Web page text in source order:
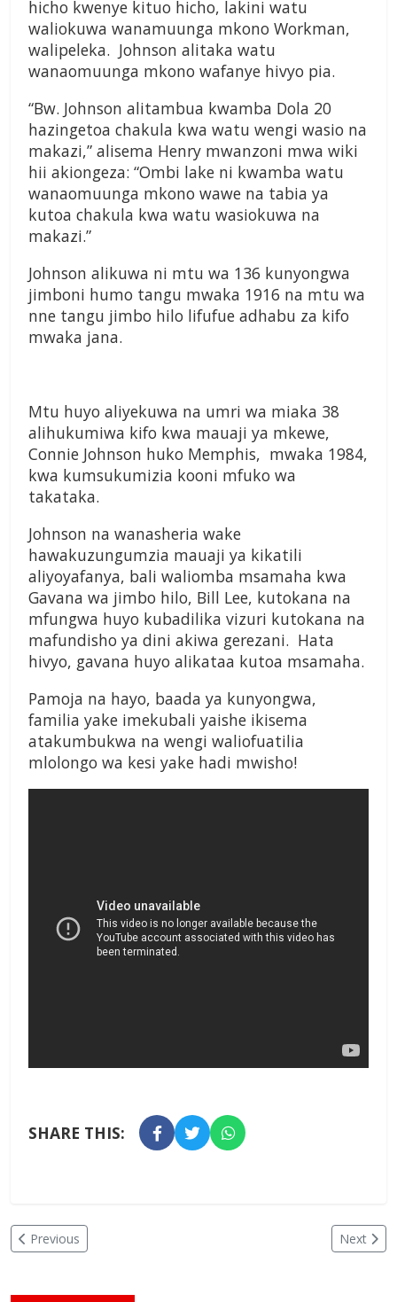
hicho kwenye kituo hicho, lakini watu
waliokuwa wanamuunga mkono Workman,
walipeleka. Johnson alitaka watu
wanaomuunga mkono wafanye hivyo pia.
“Bw. Johnson alitambua kwamba Dola 20
hazingetoa chakula kwa watu wengi wasio na
makazi,” alisema Henry mwanzoni mwa wiki
hii akiongeza: “Ombi lake ni kwamba watu
wanaomuunga mkono wawe na tabia ya
kutoa chakula kwa watu wasiokuwa na
makazi.”
Johnson alikuwa ni mtu wa 136 kunyongwa
jimboni humo tangu mwaka 1916 na mtu wa
nne tangu jimbo hilo lifufue adhabu za kifo
mwaka jana.
Mtu huyo aliyekuwa na umri wa miaka 38
alihukumiwa kifo kwa mauaji ya mkewe,
Connie Johnson huko Memphis, mwaka 1984,
kwa kumsukumizia kooni mfuko wa
takataka.
Johnson na wanasheria wake
hawakuzungumzia mauaji ya kikatili
aliyoyafanya, bali waliomba msamaha kwa
Gavana wa jimbo hilo, Bill Lee, kutokana na
mfungwa huyo kubadilika vizuri kutokana na
mafundisho ya dini akiwa gerezani. Hata
hivyo, gavana huyo alikataa kutoa msamaha.
Pamoja na hayo, baada ya kunyongwa,
familia yake imekubali yaishe ikisema
atakumbukwa na wengi waliofuatilia
mlolongo wa kesi yake hadi mwisho!
SHARE THIS:
Previous Next